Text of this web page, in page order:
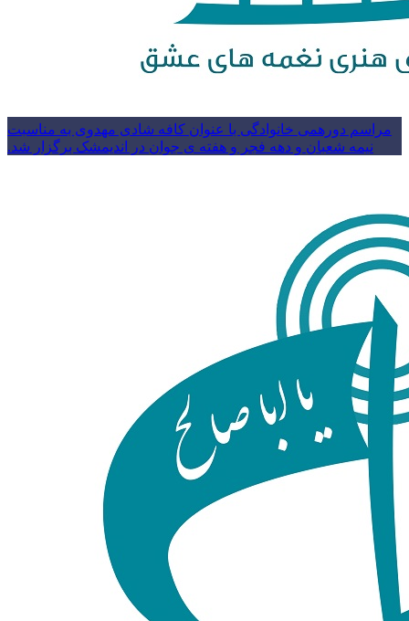
مراسم دورهمی خانوادگی با عنوان کافه شادی مهدوی به مناسبت
نیمه شعبان و دهه فجر و هفته ی جوان در اندیمشک برگزار شد.